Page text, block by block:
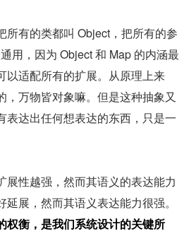
所有的类都叫 Object，把所有的参
用，因为 Object 和 Map 的内涵最
以适配所有的扩展。从原理上来
，万物皆对象嘛。但是这种抽象又
表达出任何想表达的东西，只是一
展性越强，然而其语义的表达能力
展，然而其语义表达能力很强。
权衡，是我们系统设计的关键所